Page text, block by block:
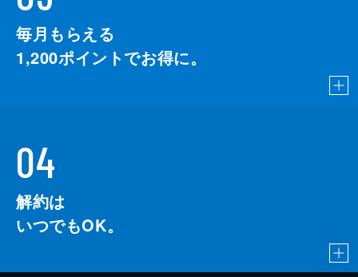
毎月もらえる
1,200ポイントでお得に。
04
解約は
いつでもOK。